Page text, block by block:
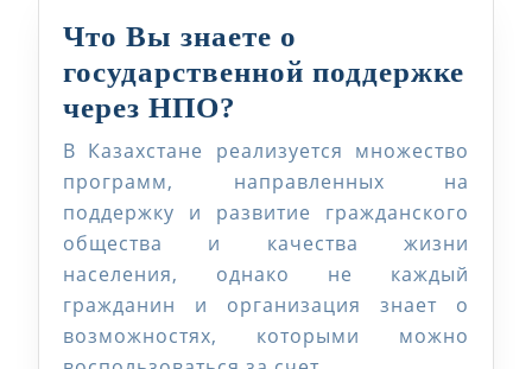
Что Вы знаете о
государственной поддержке
через НПО?
Вы
знаете
о
государственной
поддержке
через
НПО?
В Казахстане реализуется множество
программ, направленных на
поддержку и развитие гражданского
общества и качества жизни
населения, однако не каждый
гражданин и организация знает о
возможностях, которыми можно